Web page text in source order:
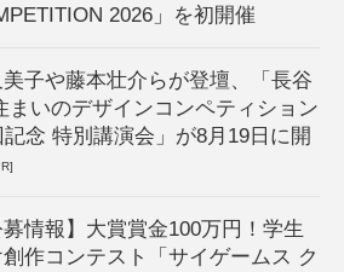
2026」を初開催
子や藤本壮介らが登壇、「長谷
まいのデザインコンペティション
記念 特別講演会」が8月19日に開
募情報】大賞賞金100万円！学生
作コンテスト「サイゲームス ク